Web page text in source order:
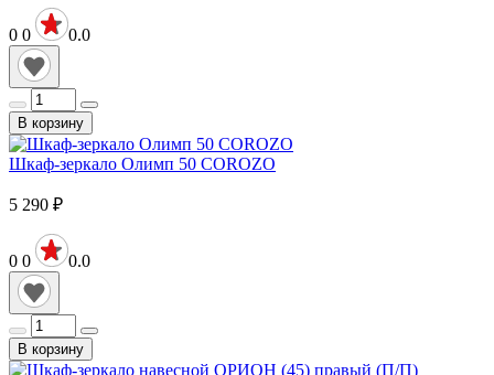
0 0 0.0
В корзину
Шкаф-зеркало Олимп 50 COROZO
5 290 ₽
0 0 0.0
В корзину